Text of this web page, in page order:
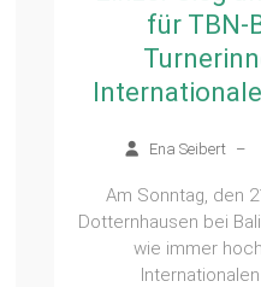
für TBN-
Ena Seibert –
Am Sonntag, den
Dotternhausen bei
wie immer